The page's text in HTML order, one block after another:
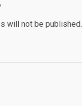
will not be published.